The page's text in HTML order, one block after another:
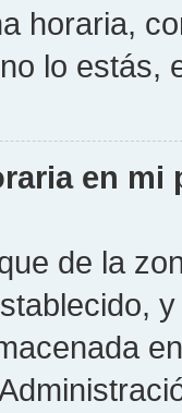
horaria,
lo estás,
en
de la